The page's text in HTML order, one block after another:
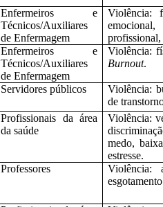
Enfermeiros e
Técnicos/Auxiliares
de Enfermagem
Violência:
emocional,
Enfermeiros e
Técnicos/Auxiliares
de Enfermagem
Violência:
Burnout.
Servidores públicos
Violência:
de
Profissionais da área
da saúde
Violência:
medo,
estresse.
Professores
Violência: